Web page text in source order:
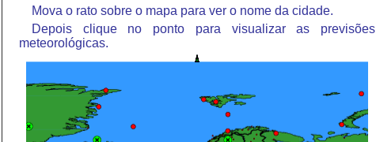
Mova o rato sobre o mapa para ver o nome da cidade.
Depois clique no ponto para visualizar as previsões
meteorológicas.